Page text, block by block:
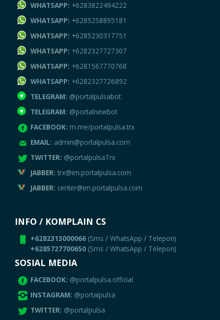
WHATSAPP: +6283822494222
WHATSAPP: +6285258895181
WHATSAPP: +6285230317751
WHATSAPP: +6282327727307
WHATSAPP: +6281567770768
WHATSAPP: +6282327726892
TELEGRAM: @portalpulsabot
TELEGRAM: @portalnewbot
FACEBOOK: m.me/portalpulsa.trx
EMAIL: admin@portalpulsa.com
TWITTER: @portalpulsaTrx
JABBER:trx@im.portalpulsa.com
JABBER: center@im.portalpulsa.com
INFO / KOMPLAIN CS
+6282313000066 (Sms / WhatsApp / Telepon)
+6285727700650 (Sms / WhatsApp / Telepon)
SOSIAL MEDIA
FACEBOOK: @portalpulsa.official
INSTAGRAM: @portalpulsa
TWITTER: @portalpulsa